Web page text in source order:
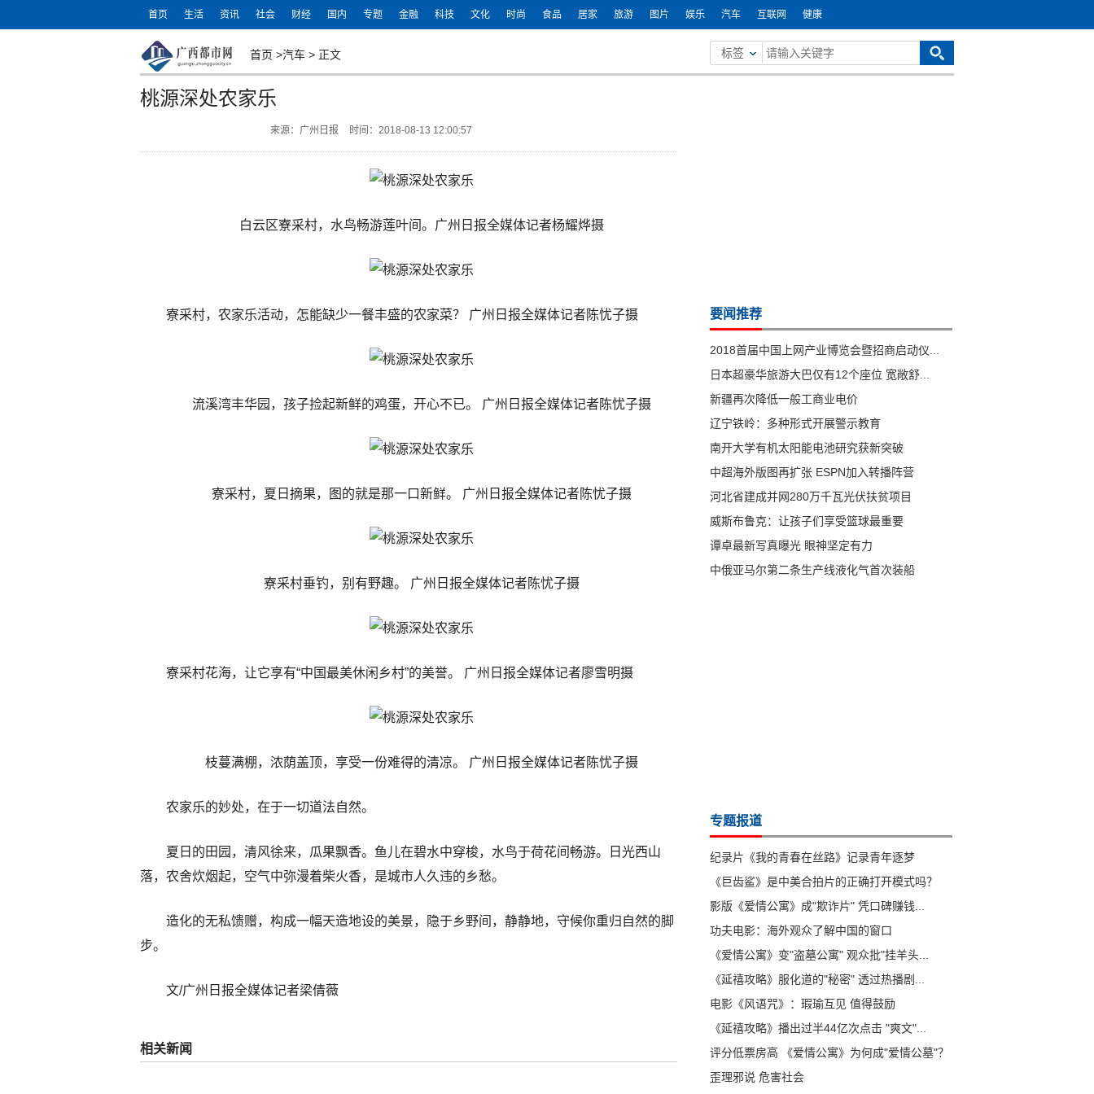
首页 生活 资讯 社会 财经 国内 专题 金融 科技 文化 时尚 食品 居家 旅游 图片 娱乐 汽车 互联网 健康
首页 >汽车 > 正文 标签
桃源深处农家乐
来源：广州日报 时间：2018-08-13 12:00:57
白云区寮采村，水鸟畅游莲叶间。广州日报全媒体记者杨耀烨摄
寮采村，农家乐活动，怎能缺少一餐丰盛的农家菜？ 广州日报全媒体记者陈忧子摄
流溪湾丰华园，孩子捡起新鲜的鸡蛋，开心不已。 广州日报全媒体记者陈忧子摄
寮采村，夏日摘果，图的就是那一口新鲜。 广州日报全媒体记者陈忧子摄
寮采村垂钓，别有野趣。 广州日报全媒体记者陈忧子摄
寮采村花海，让它享有“中国最美休闲乡村”的美誉。 广州日报全媒体记者廖雪明摄
枝蔓满棚，浓荫盖顶，享受一份难得的清凉。 广州日报全媒体记者陈忧子摄
农家乐的妙处，在于一切道法自然。
夏日的田园，清风徐来，瓜果飘香。鱼儿在碧水中穿梭，水鸟于荷花间畅游。日光西山
落，农舍炊烟起，空气中弥漫着柴火香，是城市人久违的乡愁。
造化的无私馈赠，构成一幅天造地设的美景，隐于乡野间，静静地，守候你重归自然的脚
步。
文/广州日报全媒体记者梁倩薇
相关新闻
要闻推荐
2018首届中国上网产业博览会暨招商启动仪...
日本超豪华旅游大巴仅有12个座位 宽敞舒...
新疆再次降低一般工商业电价
辽宁铁岭：多种形式开展警示教育
南开大学有机太阳能电池研究获新突破
中超海外版图再扩张 ESPN加入转播阵营
河北省建成并网280万千瓦光伏扶贫项目
威斯布鲁克：让孩子们享受篮球最重要
谭卓最新写真曝光 眼神坚定有力
中俄亚马尔第二条生产线液化气首次装船
专题报道
纪录片《我的青春在丝路》记录青年逐梦
《巨齿鲨》是中美合拍片的正确打开模式吗？
影版《爱情公寓》成"欺诈片" 凭口碑赚钱...
功夫电影：海外观众了解中国的窗口
《爱情公寓》变"盗墓公寓" 观众批"挂羊头...
《延禧攻略》服化道的"秘密" 透过热播剧...
电影《风语咒》：瑕瑜互见 值得鼓励
《延禧攻略》播出过半44亿次点击 "爽文"...
评分低票房高 《爱情公寓》为何成"爱情公墓"？
歪理邪说 危害社会